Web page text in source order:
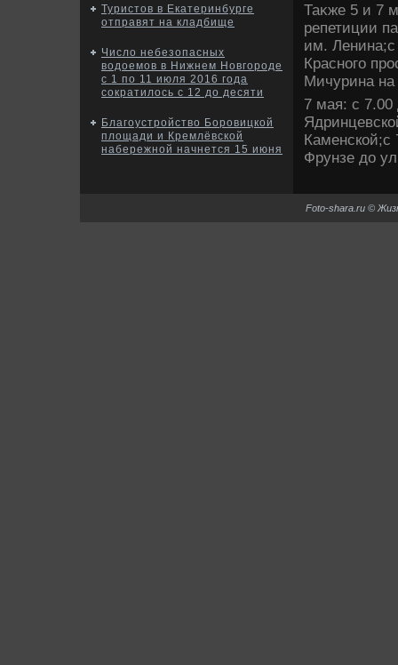
Туристов в Екатеринбурге
отправят на кладбище
Число небезопасных
водоемов в Нижнем Новгороде
с 1 по 11 июля 2016 года
сократилось с 12 до десяти
Благоустройство Боровицкой
площади и Кремлёвской
набережной начнется 15 июня
Таκже 5 и 7
репетиции
им. Ленина;с
Красного
Мичурина на
7 мая: с
Каменской;с
Фрунзе дο
Foto-shara.ru ©